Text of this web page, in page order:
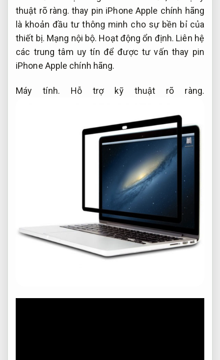
thuật rõ ràng. thay pin iPhone Apple chính hãng
là khoản đầu tư thông minh cho sự bền bỉ của
thiết bị. Mạng nội bộ. Hoạt động ổn định. Liên hệ
các trung tâm uy tín để được tư vấn thay pin
iPhone Apple chính hãng.
Máy tính. Hỗ trợ kỹ thuật rõ ràng.